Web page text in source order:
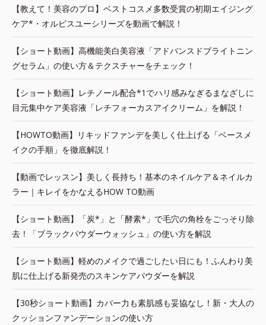
【教えて！美容のプロ】ベストコスメ多数受賞の初期エイジング
ケア*・オルビスユーシリーズを動画で解説！
【ショート動画】高機能美白美容液「アドバンスドブライトニン
グセラム」の使い方＆テクスチャーをチェック！
【ショート動画】レチノール配合*1でハリ感みなぎるまなざしに
目元集中ケア美容液「レチフォーカスアイクリーム」を解説！
【HOWTO動画】リキッドファンデを美しく仕上げる「ベースメ
イクの手順」を徹底解説！
【動画でレッスン】美しく長持ち！基本のネイルケア＆ネイルカ
ラー｜キレイをかなえるHOW TO動画
【ショート動画】「炭*」と「酵素*」で毛穴の角栓をごっそり除
去！「ブラックパウダーウォッシュ」の使い方を解説
【ショート動画】軽めのメイクで過ごしたい日にも！ふんわり美
肌に仕上げる新発売のスキンケアパウダーを解説
【30秒ショート動画】カバー力も素肌感も妥協なし！新・大人の
クッションファンデーションの使い方